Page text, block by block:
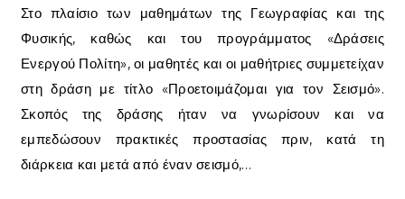
Στο πλαίσιο των μαθημάτων της Γεωγραφίας και της
Φυσικής, καθώς και του προγράμματος «Δράσεις
Ενεργού Πολίτη», οι μαθητές και οι μαθήτριες συμμετείχαν
στη δράση με τίτλο «Προετοιμάζομαι για τον Σεισμό».
Σκοπός της δράσης ήταν να γνωρίσουν και να
εμπεδώσουν πρακτικές προστασίας πριν, κατά τη
διάρκεια και μετά από έναν σεισμό,…